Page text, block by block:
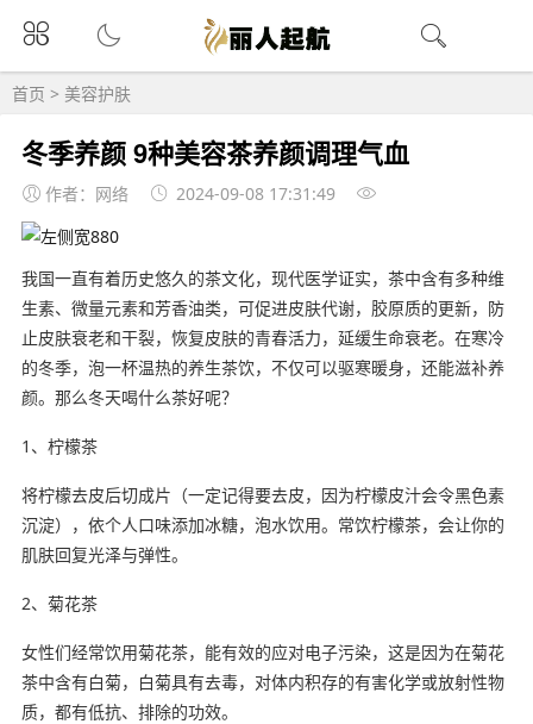
首页 > 美容护肤
冬季养颜 9种美容茶养颜调理气血
作者：网络 2024-09-08 17:31:49
我国一直有着历史悠久的茶文化，现代医学证实，茶中含有多种维
生素、微量元素和芳香油类，可促进皮肤代谢，胶原质的更新，防
止皮肤衰老和干裂，恢复皮肤的青春活力，延缓生命衰老。在寒冷
的冬季，泡一杯温热的养生茶饮，不仅可以驱寒暖身，还能滋补养
颜。那么冬天喝什么茶好呢？
1、柠檬茶
将柠檬去皮后切成片（一定记得要去皮，因为柠檬皮汁会令黑色素
沉淀），依个人口味添加冰糖，泡水饮用。常饮柠檬茶，会让你的
肌肤回复光泽与弹性。
2、菊花茶
女性们经常饮用菊花茶，能有效的应对电子污染，这是因为在菊花
茶中含有白菊，白菊具有去毒，对体内积存的有害化学或放射性物
质，都有低抗、排除的功效。